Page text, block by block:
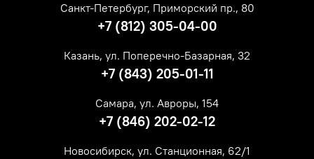
Санкт-Петербург, Приморский пр., 80
+7 (812) 305-04-00
Казань, ул. Поперечно-Базарная, 32
+7 (843) 205-01-11
Самара, ул. Авроры, 154
+7 (846) 202-02-12
Новосибирск, ул. Станционная, 62/1